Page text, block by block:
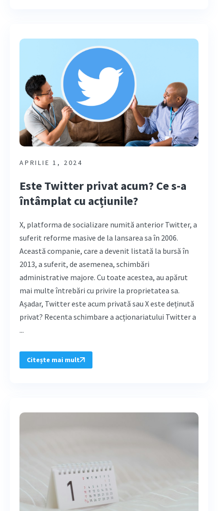
APRILIE 1, 2024
Este Twitter privat acum? Ce s-a
întâmplat cu acțiunile?
X, platforma de socializare numită anterior Twitter, a
suferit reforme masive de la lansarea sa în 2006.
Această companie, care a devenit listată la bursă în
2013, a suferit, de asemenea, schimbări
administrative majore. Cu toate acestea, au apărut
mai multe întrebări cu privire la proprietatea sa.
Așadar, Twitter este acum privată sau X este deținută
privat? Recenta schimbare a acționariatului Twitter a
...
Citește mai mult